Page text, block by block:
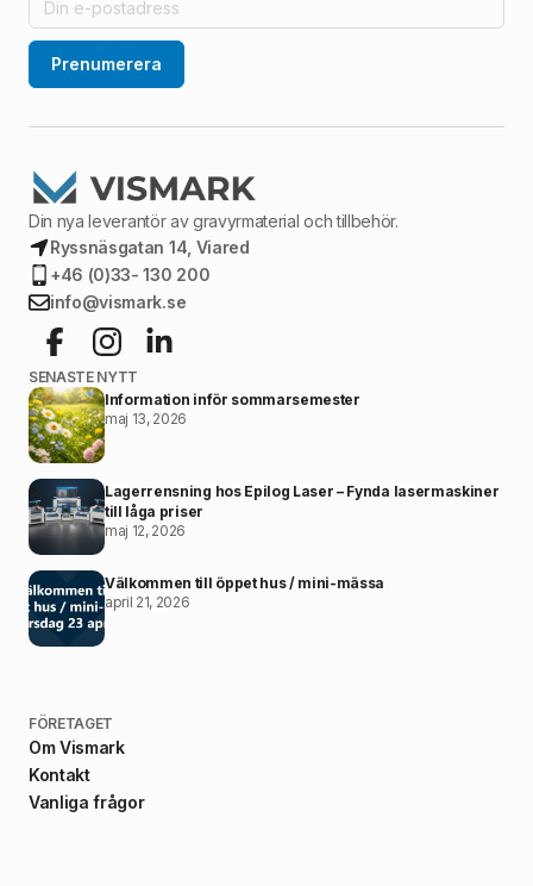
Prenumerera
Din nya leverantör av gravyrmaterial och tillbehör.
Ryssnäsgatan 14, Viared
+46 (0)33- 130 200
info@vismark.se
SENASTE NYTT
Information inför sommarsemester
maj 13, 2026
Lagerrensning hos Epilog Laser – Fynda lasermaskiner
till låga priser
maj 12, 2026
Välkommen till öppet hus / mini-mässa
april 21, 2026
FÖRETAGET
Om Vismark
Kontakt
Vanliga frågor